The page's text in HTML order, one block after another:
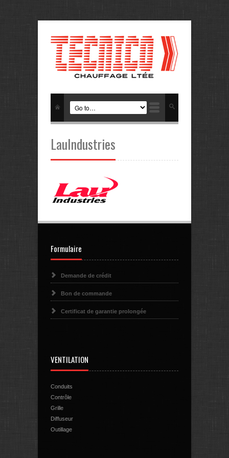
LauIndustries
Formulaire
Demande de crédit
Bon de commande
Certificat de garantie prolongée
VENTILATION
Conduits
Contrôle
Grille
Diffuseur
Outillage